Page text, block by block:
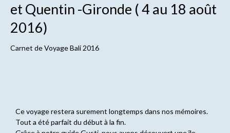
et Quentin -Gironde ( 4 au 18 août
2016)
Carnet deVoyage Bali 2016
Ce voyage restera surement longtemps dans nos mémoires.
Tout a été parfait du début à la fin.